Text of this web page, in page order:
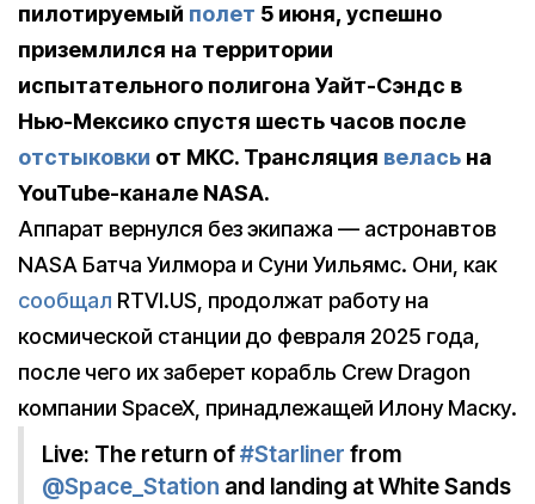
пилотируемый полет 5 июня, успешно
приземлился на территории
испытательного полигона Уайт-Сэндс в
Нью-Мексико спустя шесть часов после
отстыковки от МКС. Трансляция велась на
YouTube-канале NASA.
Аппарат вернулся без экипажа — астронавтов
NASA Батча Уилмора и Суни Уильямс. Они, как
сообщал RTVI.US, продолжат работу на
космической станции до февраля 2025 года,
после чего их заберет корабль Crew Dragon
компании SpaceX, принадлежащей Илону Маску.
Live: The return of#Starliner from
@Space_Station and landing at White Sands